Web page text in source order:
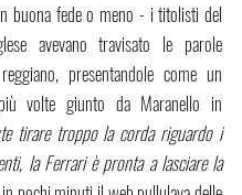
buona fede o meno - i titolisti del
avevano travisato le parole
presentandole come un
volte giunto da Maranello in
tirare troppo la corda riguardo i
la Ferrari è pronta a lasciare la